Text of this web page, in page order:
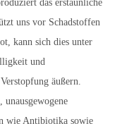
das erstaunliche
uns vor Schadstoffen
kann sich dies unter
und
äußern.
wie Antibiotika sowie